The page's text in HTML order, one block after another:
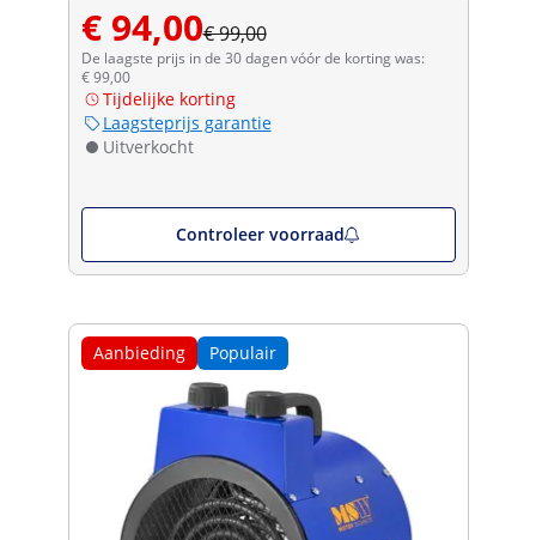
€ 94,00€ 99,00
De laagste prijs in de 30 dagen vóór de korting was:
€ 99,00
Tijdelijke korting
Laagsteprijs garantie
Uitverkocht
Controleer voorraad
Aanbieding Populair